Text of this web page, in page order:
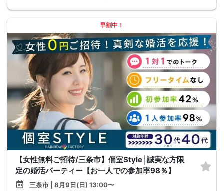
早割中！
【女性無料ご招待/三条市】個室Style│誠実な方限
定の婚活パーティー【お一人での参加率98％】
三条市 | 8月9日(日) 13:00〜